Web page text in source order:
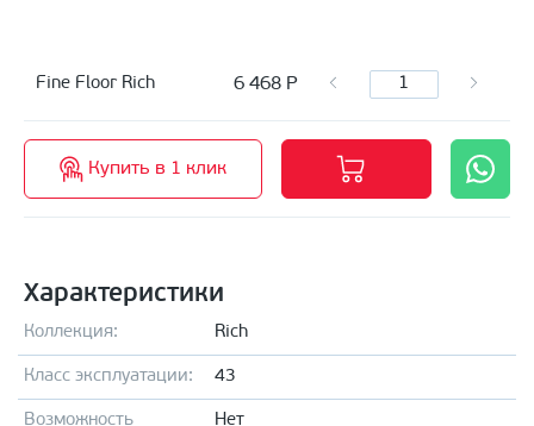
Fine Floor Rich 6 468 Р
Купить в 1 клик
Характеристики
Коллекция: Rich
Класс эксплуатации: 43
Возможность
Нет